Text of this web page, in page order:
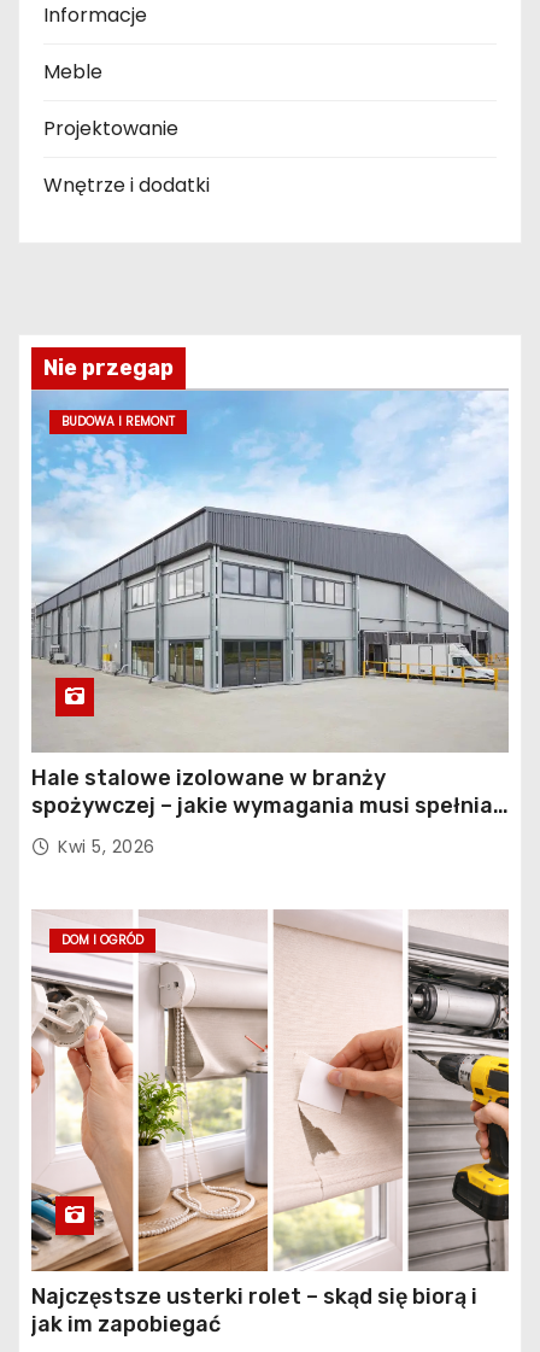
Informacje
Meble
Projektowanie
Wnętrze i dodatki
Nie przegap
BUDOWA I REMONT
Hale stalowe izolowane w branży
spożywczej – jakie wymagania musi spełniać
konstrukcja obiektu?
Kwi 5, 2026
DOM I OGRÓD
Najczęstsze usterki rolet – skąd się biorą i
jak im zapobiegać